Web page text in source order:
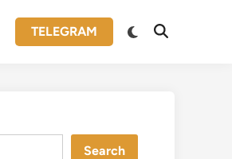
TELEGRAM
Switch
Open
Search